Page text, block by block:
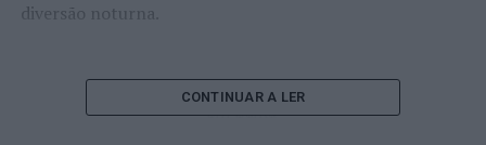
diversão noturna.
Operação
em Santa
CONTINUAR A LER